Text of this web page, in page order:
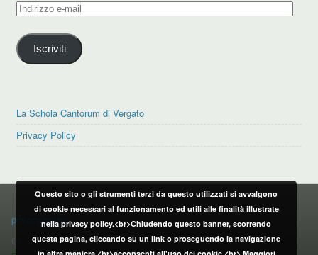
Indirizzo
mail
Iscriviti
La Schola Cantorum di Vergato
Privacy Policy
PRIVACY POLICY
privacy policy
CONTATTI:
Questo sito o gli strumenti terzi da questo utilizzati si avvalgono
di cookie necessari al funzionamento ed utili alle finalità illustrate
nella privacy policy.<br>Chiudendo questo banner, scorrendo
questa pagina, cliccando su un link o proseguendo la navigazione